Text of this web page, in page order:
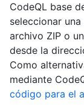
CodeQL base
seleccionar
archivo ZIP o
desde la
Como
mediante
código para el